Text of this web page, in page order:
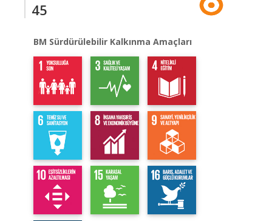
45
BM Sürdürülebilir Kalkınma Amaçları